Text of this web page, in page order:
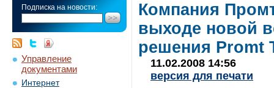
Подписка на новости:
Управление
документами
Интернет
Компания
выходе новой
решения Promt
11.02.2008 14:56
версия для печати